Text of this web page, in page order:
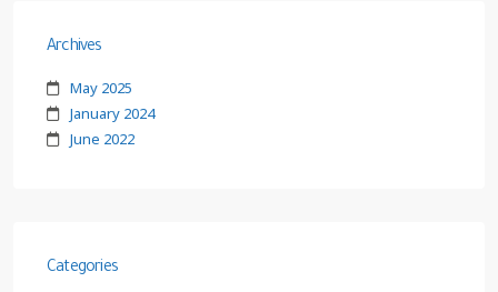
Archives
May 2025
January 2024
June 2022
Categories